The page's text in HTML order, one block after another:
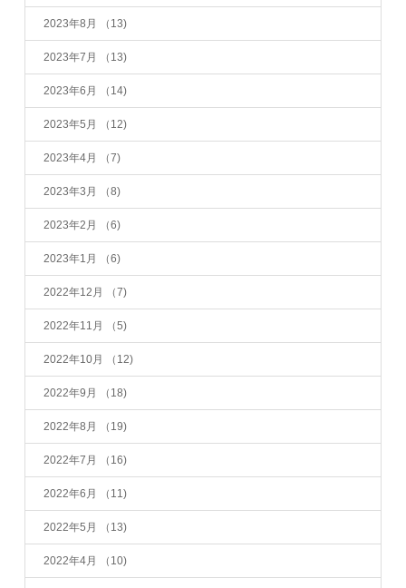
2023年8月 （13)
2023年7月 （13)
2023年6月 （14)
2023年5月 （12)
2023年4月 （7)
2023年3月 （8)
2023年2月 （6)
2023年1月 （6)
2022年12月 （7)
2022年11月 （5)
2022年10月 （12)
2022年9月 （18)
2022年8月 （19)
2022年7月 （16)
2022年6月 （11)
2022年5月 （13)
2022年4月 （10)